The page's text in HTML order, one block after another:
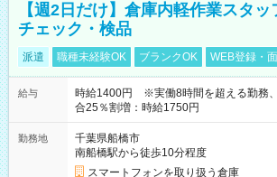
【週2日だけ】倉庫内軽作業スタ
チェック・検品
派遣 職種未経験OK ブランクOK WEB登録・
給与
時給1400円 ※実働8時間を超える勤務
合25％割増：時給1750円
勤務地
千葉県船橋市
南船橋駅から徒歩10分程度
スマートフォンを取り扱う倉庫